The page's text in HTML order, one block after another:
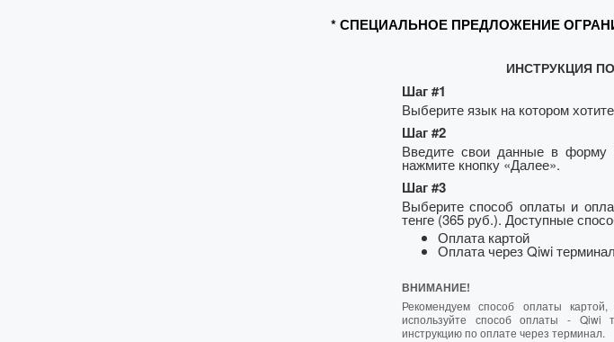
* СПЕЦИАЛЬНОЕ ПРЕДЛОЖЕНИЕ
ИНСТРУКЦИЯ
Шаг #1
Выберите язык на котором
Шаг #2
Введите свои данные в форму
нажмите кнопку «Далее».
Шаг #3
Выберите способ оплаты и
тенге (365 руб.). Доступные
Оплата картой
Оплата через Qiwi терминал
ВНИМАНИЕ!
Рекомендуем способ оплаты
используйте способ оплаты -
инструкцию по оплате через терминал.